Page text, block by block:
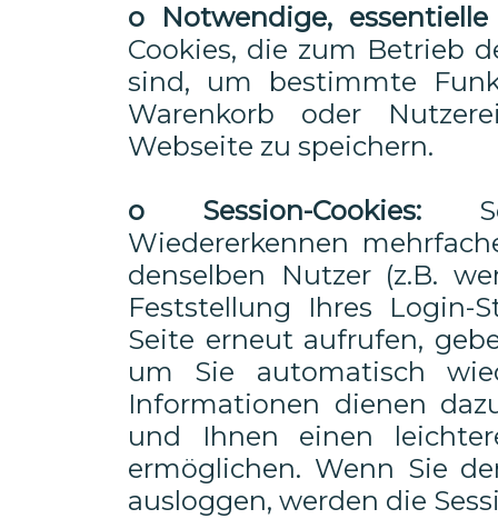
o Notwendige, essentielle
Cookies, die zum Betrieb
sind, um bestimmte
Warenkorb oder
Webseite zu speichern.
o Session-Cookies:
Wiedererkennen
denselben Nutzer (z.B.
Feststellung Ihres Login-
Seite erneut aufrufen,
um Sie automatisch
Informationen dienen
und Ihnen einen
ermöglichen. Wenn Sie
ausloggen, werden die